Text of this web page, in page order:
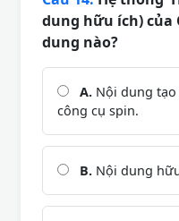
dung hữu ích) của
dung nào?
A. Nội dung
công cụ spin.
B. Nội dung